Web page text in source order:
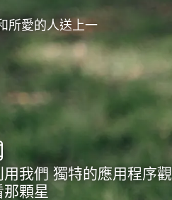
所愛的人送上一
用我們 獨特的應用程序觀
那顆星